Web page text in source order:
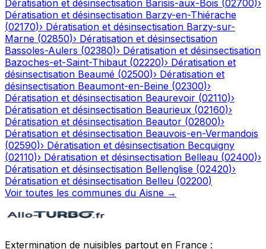
Dératisation et désinsectisation Barisis-aux-Bois (02700)›
Dératisation et désinsectisation Barzy-en-Thiérache
(02170)› Dératisation et désinsectisation Barzy-sur-
Marne (02850)› Dératisation et désinsectisation
Bassoles-Aulers (02380)› Dératisation et désinsectisation
Bazoches-et-Saint-Thibaut (02220)› Dératisation et
désinsectisation Beaumé (02500)› Dératisation et
désinsectisation Beaumont-en-Beine (02300)›
Dératisation et désinsectisation Beaurevoir (02110)›
Dératisation et désinsectisation Beaurieux (02160)›
Dératisation et désinsectisation Beautor (02800)›
Dératisation et désinsectisation Beauvois-en-Vermandois
(02590)› Dératisation et désinsectisation Becquigny
(02110)› Dératisation et désinsectisation Belleau (02400)›
Dératisation et désinsectisation Bellenglise (02420)›
Dératisation et désinsectisation Belleu (02200)
Voir toutes les communes du Aisne →
Extermination de nuisibles partout en France :